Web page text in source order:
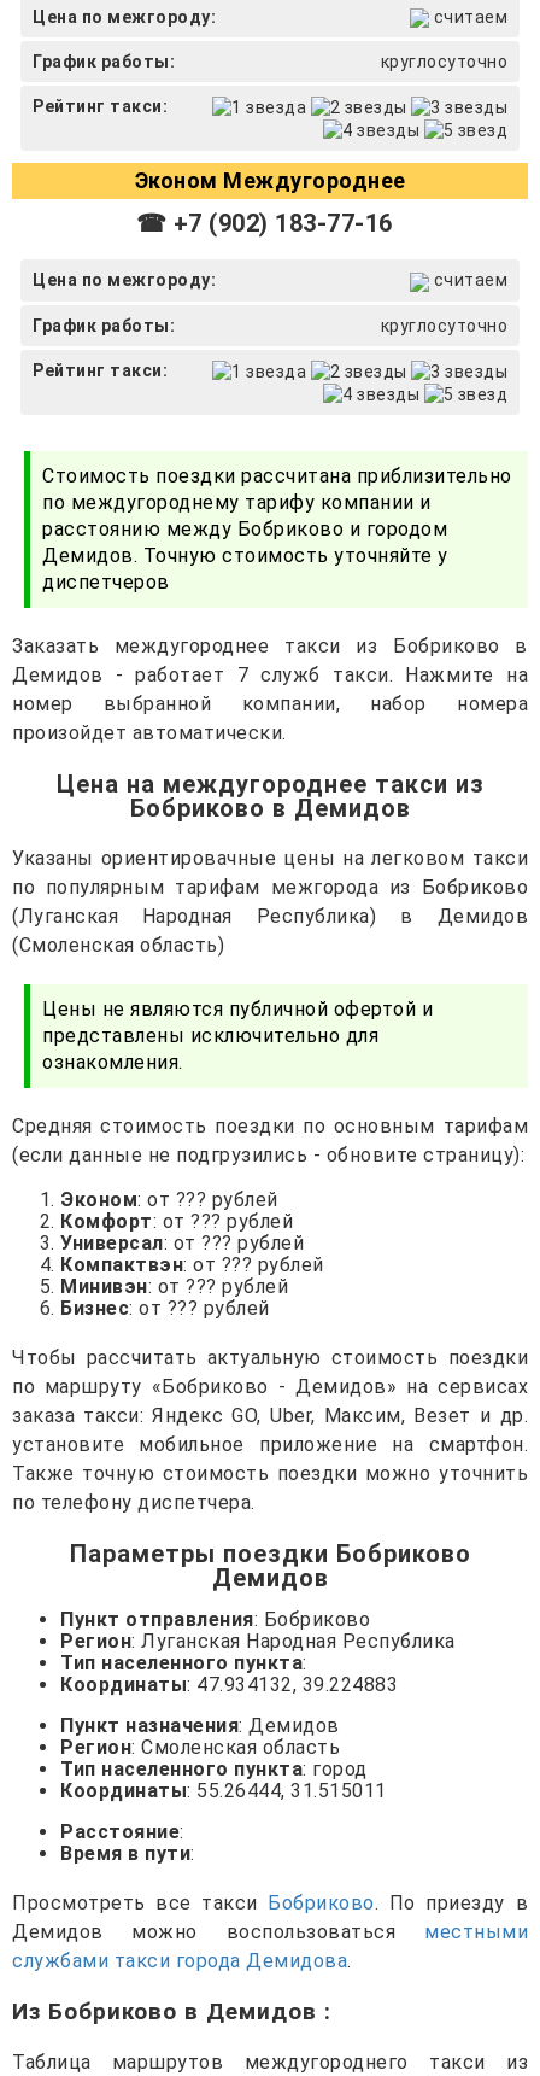
Цена по межгороду: считаем
График работы: круглосуточно
Рейтинг такси:
Эконом Междугороднее
☎ +7 (902) 183-77-16
Цена по межгороду: считаем
График работы: круглосуточно
Рейтинг такси:
Стоимость поездки рассчитана приблизительно
по междугороднему тарифу компании и
расстоянию между Бобриково и городом
Демидов. Точную стоимость уточняйте у
диспетчеров
Заказать междугороднее такси из Бобриково в
Демидов - работает 7 служб такси. Нажмите на
номер выбранной компании, набор номера
произойдет автоматически.
Цена на междугороднее такси из
Бобриково в Демидов
Указаны ориентировачные цены на легковом такси
по популярным тарифам межгорода из Бобриково
(Луганская Народная Республика) в Демидов
(Смоленская область)
Цены не являются публичной офертой и
представлены исключительно для
ознакомления.
Средняя стоимость поездки по основным тарифам
(если данные не подгрузились - обновите страницу):
Эконом: от ??? рублей
Комфорт: от ??? рублей
Универсал: от ??? рублей
Компактвэн: от ??? рублей
Минивэн: от ??? рублей
Бизнес: от ??? рублей
Чтобы рассчитать актуальную стоимость поездки
по маршруту «Бобриково - Демидов» на сервисах
заказа такси: Яндекс GO, Uber, Максим, Везет и др.
установите мобильное приложение на смартфон.
Также точную стоимость поездки можно уточнить
по телефону диспетчера.
Параметры поездки Бобриково
Демидов
Пункт отправления: Бобриково
Регион: Луганская Народная Республика
Тип населенного пункта:
Координаты: 47.934132, 39.224883
Пункт назначения: Демидов
Регион: Смоленская область
Тип населенного пункта: город
Координаты: 55.26444, 31.515011
Расстояние:
Время в пути:
Просмотреть все такси Бобриково. По приезду в
Демидов можно воспользоваться местными
службами такси города Демидова.
Из Бобриково в Демидов :
Таблица маршрутов междугороднего такси из